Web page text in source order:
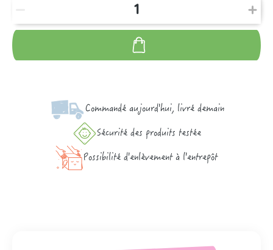
Commandé aujourd'hui, livré demain
Sécurité des produits testée
Possibilité d'enlèvement à l'entrepôt